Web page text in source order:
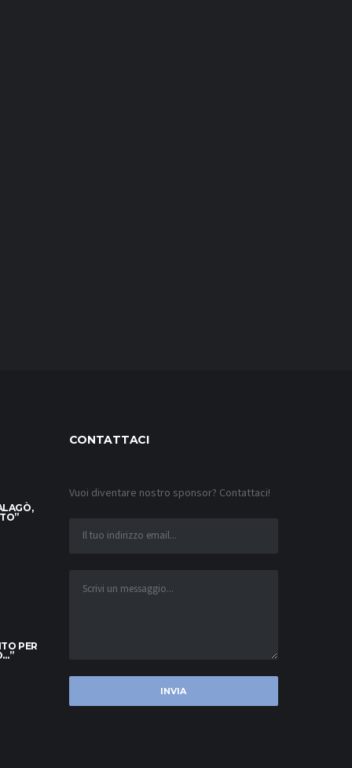
PER
CONTATTACI
Vuoi diventare nostro sponsor? Contattaci!